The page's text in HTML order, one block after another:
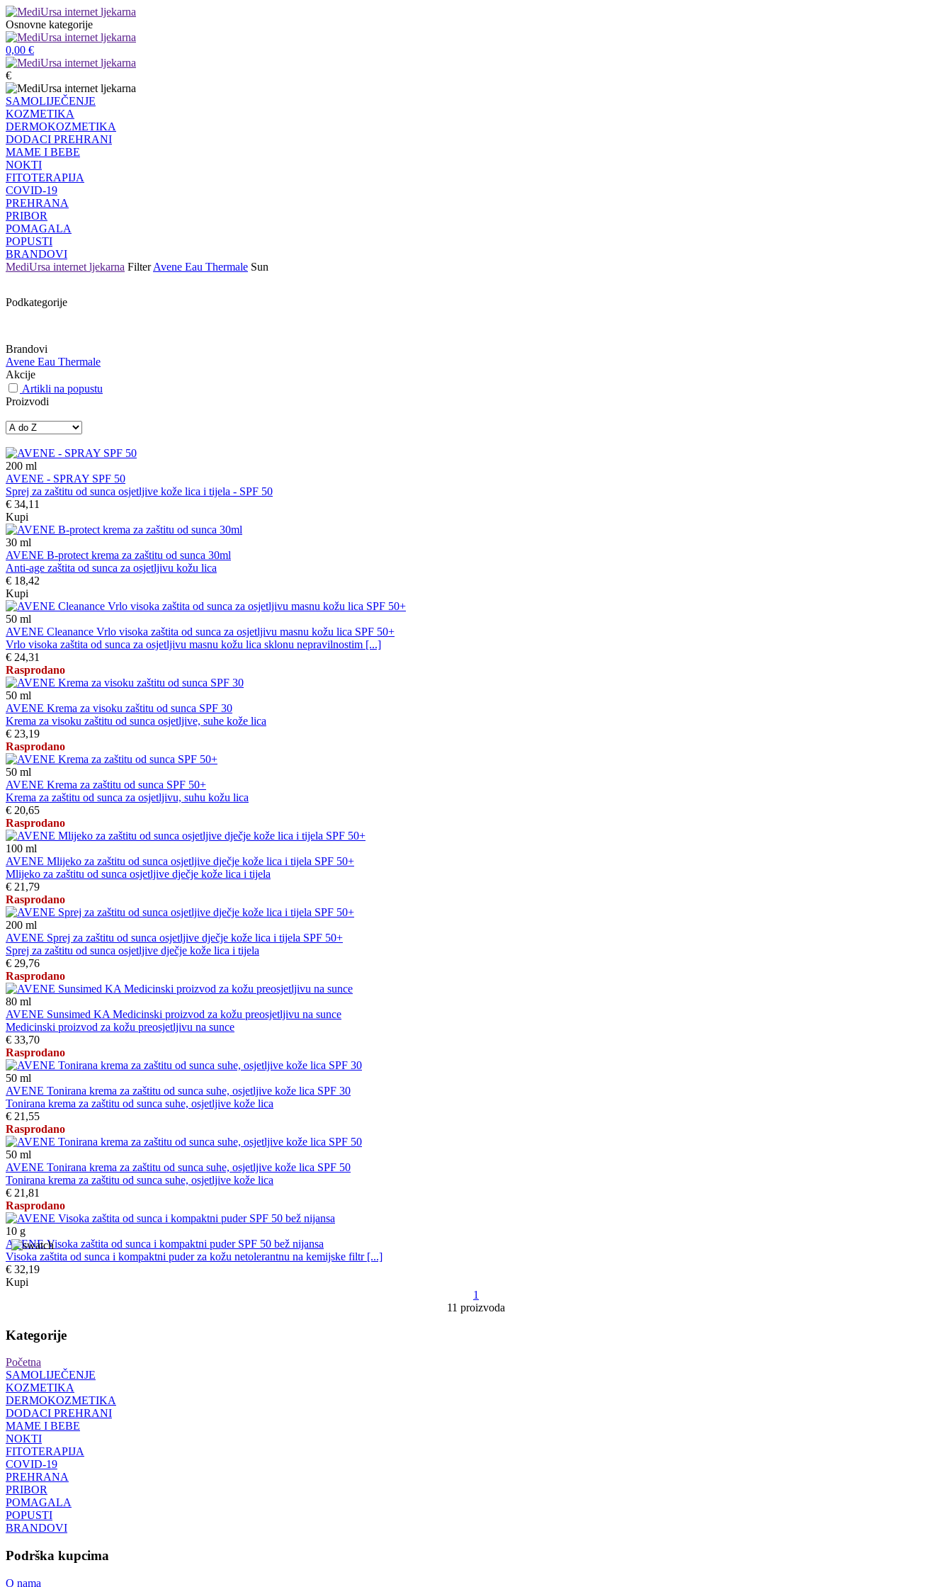
Osnovne kategorije
0,00 €
€
SAMOLIJEČENJE
KOZMETIKA
DERMOKOZMETIKA
DODACI PREHRANI
MAME I BEBE
NOKTI
FITOTERAPIJA
COVID-19
PREHRANA
PRIBOR
POMAGALA
POPUSTI
BRANDOVI
MediUrsa internet ljekarna Filter Avene Eau Thermale Sun
Podkategorije
Brandovi
Avene Eau Thermale
Akcije
Artikli na popustu
Proizvodi
200 ml
AVENE - SPRAY SPF 50
Sprej za zaštitu od sunca osjetljive kože lica i tijela - SPF 50
€ 34,11
Kupi
30 ml
AVENE B-protect krema za zaštitu od sunca 30ml
Anti-age zaštita od sunca za osjetljivu kožu lica
€ 18,42
Kupi
50 ml
AVENE Cleanance Vrlo visoka zaštita od sunca za osjetljivu masnu kožu lica SPF 50+
Vrlo visoka zaštita od sunca za osjetljivu masnu kožu lica sklonu nepravilnostim [...]
€ 24,31
Rasprodano
50 ml
AVENE Krema za visoku zaštitu od sunca SPF 30
Krema za visoku zaštitu od sunca osjetljive, suhe kože lica
€ 23,19
Rasprodano
50 ml
AVENE Krema za zaštitu od sunca SPF 50+
Krema za zaštitu od sunca za osjetljivu, suhu kožu lica
€ 20,65
Rasprodano
100 ml
AVENE Mlijeko za zaštitu od sunca osjetljive dječje kože lica i tijela SPF 50+
Mlijeko za zaštitu od sunca osjetljive dječje kože lica i tijela
€ 21,79
Rasprodano
200 ml
AVENE Sprej za zaštitu od sunca osjetljive dječje kože lica i tijela SPF 50+
Sprej za zaštitu od sunca osjetljive dječje kože lica i tijela
€ 29,76
Rasprodano
80 ml
AVENE Sunsimed KA Medicinski proizvod za kožu preosjetljivu na sunce
Medicinski proizvod za kožu preosjetljivu na sunce
€ 33,70
Rasprodano
50 ml
AVENE Tonirana krema za zaštitu od sunca suhe, osjetljive kože lica SPF 30
Tonirana krema za zaštitu od sunca suhe, osjetljive kože lica
€ 21,55
Rasprodano
50 ml
AVENE Tonirana krema za zaštitu od sunca suhe, osjetljive kože lica SPF 50
Tonirana krema za zaštitu od sunca suhe, osjetljive kože lica
€ 21,81
Rasprodano
10 g
AVENE Visoka zaštita od sunca i kompaktni puder SPF 50 bež nijansa
Visoka zaštita od sunca i kompaktni puder za kožu netolerantnu na kemijske filtr [...]
€ 32,19
Kupi
1
11 proizvoda
Kategorije
Početna
SAMOLIJEČENJE
KOZMETIKA
DERMOKOZMETIKA
DODACI PREHRANI
MAME I BEBE
NOKTI
FITOTERAPIJA
COVID-19
PREHRANA
PRIBOR
POMAGALA
POPUSTI
BRANDOVI
Podrška kupcima
O nama